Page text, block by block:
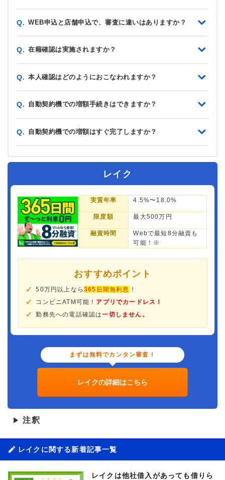
Q. WEB申込と店舗申込で、審査に違いはありますか？
Q. 在籍確認は実施されますか？
Q. 本人確認はどのようにおこなわれますか？
Q. 自動契約機での増額手続きはできますか？
Q. 自動契約機での増額はすぐ完了しますか？
レイク
実質年率 4.5%〜18.0%
限度額 最大500万円
融資時間
Webで最短8分融資も
可能！※
おすすめポイント
50万円以上なら365日間無利息
！
コンビニATM可能！ アプリでカードレス！
勤務先への電話確認は一切しません。
まずは無料でカンタン審査！
レイクの詳細はこちら
▶ 注釈
レイクに関する新着記事一覧
レイクは他社借入があっても借りら